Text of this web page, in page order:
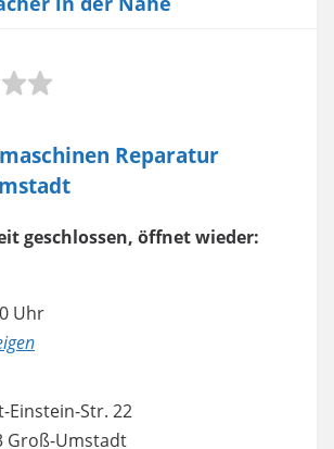
Reparatur
geschlossen, öffnet wieder:
Uhr
Einstein-Str. 22
Groß-Umstadt